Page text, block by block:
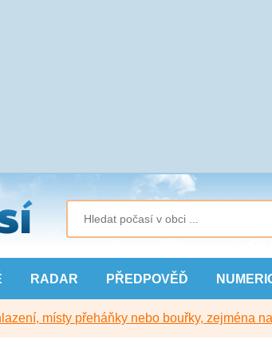
RADAR PŘEDPOVĚĎ
místy přeháňky nebo bouřky, zejména